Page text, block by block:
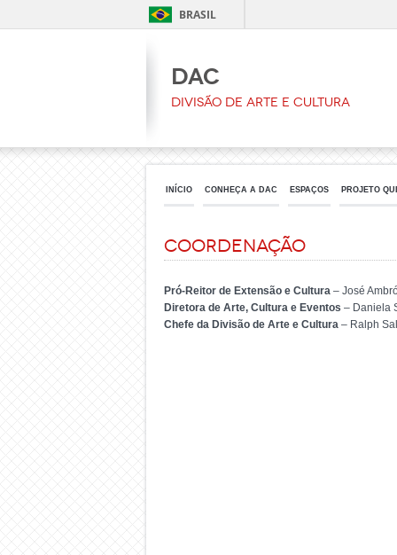
BRASIL
DAC
Divisão de Arte e Cultura
INÍCIO CONHEÇA A DAC ESPAÇOS PROJETO
Coordenação
Pró-Reitor de Extensão e Cultura – José
Diretora de Arte, Cultura e Eventos – Daniela
Chefe da Divisão de Arte e Cultura – Ralph